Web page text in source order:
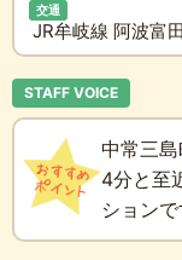
交通
JR牟岐線 阿波富
STAFF VOICE
中常三
4分と至
ションで